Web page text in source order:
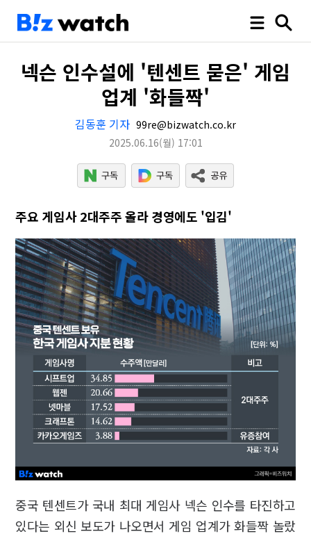
넥슨 인수설에 '텐센트 묻은' 게임
업계 '화들짝'
김동훈 기자 99re@bizwatch.co.kr
2025.06.16(월) 17:01
주요 게임사 2대주주 올라 경영에도 '입김'
중국 텐센트가 국내 최대 게임사 넥슨 인수를 타진하고
있다는 외신 보도가 나오면서 게임 업계가 화들짝 놀랐